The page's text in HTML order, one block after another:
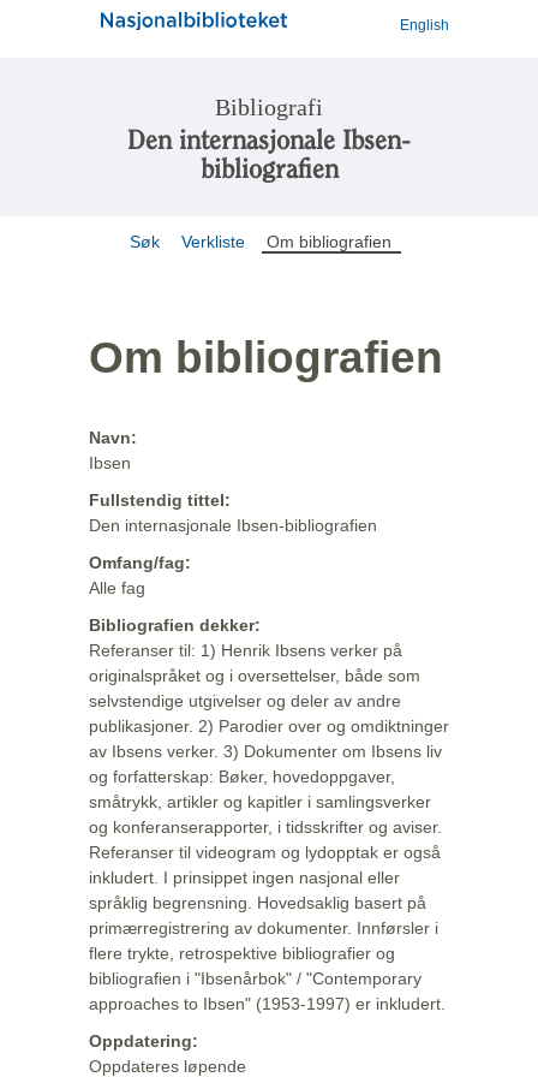
English
Bibliografi
Den internasjonale Ibsen-
bibliografien
Søk Verkliste Om bibliografien
Om bibliografien
Navn:
Ibsen
Fullstendig tittel:
Den internasjonale Ibsen-bibliografien
Omfang/fag:
Alle fag
Bibliografien dekker:
Referanser til: 1) Henrik Ibsens verker på
originalspråket og i oversettelser, både som
selvstendige utgivelser og deler av andre
publikasjoner. 2) Parodier over og omdiktninger
av Ibsens verker. 3) Dokumenter om Ibsens liv
og forfatterskap: Bøker, hovedoppgaver,
småtrykk, artikler og kapitler i samlingsverker
og konferanserapporter, i tidsskrifter og aviser.
Referanser til videogram og lydopptak er også
inkludert. I prinsippet ingen nasjonal eller
språklig begrensning. Hovedsaklig basert på
primærregistrering av dokumenter. Innførsler i
flere trykte, retrospektive bibliografier og
bibliografien i "Ibsenårbok" / "Contemporary
approaches to Ibsen" (1953-1997) er inkludert.
Oppdatering:
Oppdateres løpende